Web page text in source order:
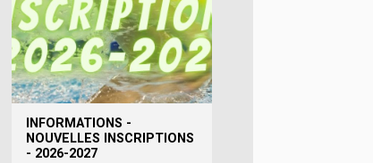
INFORMATIONS -
NOUVELLES INSCRIPTIONS
- 2026-2027